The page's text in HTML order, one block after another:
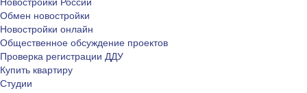
Обмен новостройки
Новостройки онлайн
Общественное обсуждение проектов
Проверка регистрации ДДУ
Купить квартиру
Студии